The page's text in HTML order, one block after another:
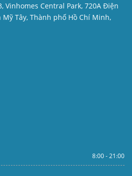
Vinhomes Central Park, 720A Điện
Tây, Thành phố Hồ Chí Minh,
8:00 - 21:00